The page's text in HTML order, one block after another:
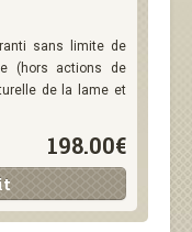
sans limite de
(hors actions de
de la lame et
198.00€